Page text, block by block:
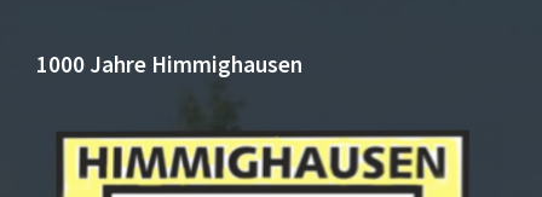
1000 Jahre Himmighausen